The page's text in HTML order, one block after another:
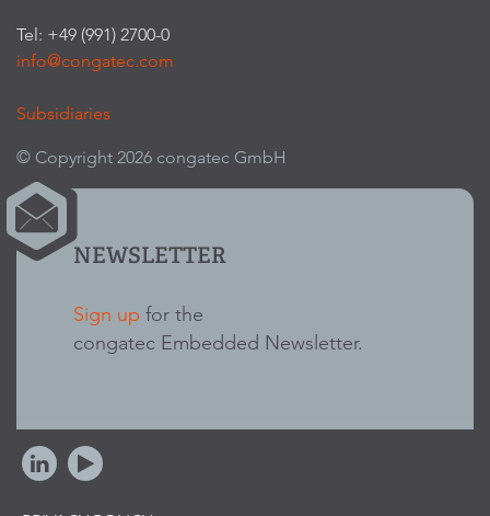
Tel: +49 (991) 2700-0
info@congatec.com
Subsidiaries
© Copyright 2026 congatec GmbH
NEWSLETTER
Sign up for the
congatec Embedded Newsletter.